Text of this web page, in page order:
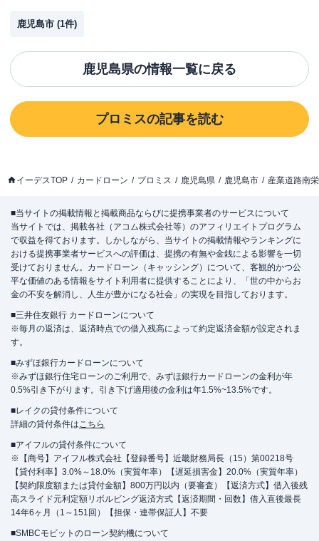
鹿児島市 (1件)
鹿児島県の情報一覧に戻る
プロミスの記事を読む
イーデスTOP カードローン プロミス 鹿児島県 鹿児島市 産業道路南
■当サイトの掲載情報と掲載商品ならびに提携事業者のサービスについて
当サイトでは、掲載各社（アコム株式会社等）のアフィリエイトプログラム
で収益を得ております。しかしながら、当サイトの掲載情報やランキングに
おける提携事業者サービスへの評価は、提携の有無や金銭による影響を一切
受けておりません。カードローン（キャッシング）について、客観的かつ公
平な価値のある情報をサイト利用者に提供することにより、「世の中からお
金の不安を解消し、人生が豊かになる社会」の実現を目指しております。
■三井住友銀行 カードローンについて
※毎月の返済は、返済時点での借入残高によって約定返済金額が設定されま
す。
■みずほ銀行カードローンについて
※みずほ銀行住宅ローンのご利用で、みずほ銀行カードローンの金利が年
0.5%引き下がります。引き下げ適用後の金利は年1.5%~13.5%です。
■レイクの貸付条件について
詳細の貸付条件はこちら
■アイフルの貸付条件について
※【商号】アイフル株式会社【登録番号】近畿財務局長（15）第00218号
【貸付利率】3.0%～18.0%（実質年率）【遅延損害金】20.0%（実質年率）
【契約限度額または貸付金額】800万円以内（要審査）【返済方式】借入後残
高スライド元利定額リボルビング返済方式【返済期間・回数】借入直後最長
14年6ヶ月（1～151回）【担保・連帯保証人】不要
■SMBCモビットのローン契約機について